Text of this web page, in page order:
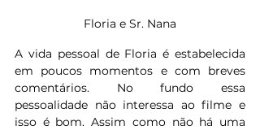
Floria e Sr. Nana
A vida pessoal de Floria é estabelecida
em poucos momentos e com breves
comentários. No fundo essa
pessoalidade não interessa ao filme e
isso é bom. Assim como não há uma